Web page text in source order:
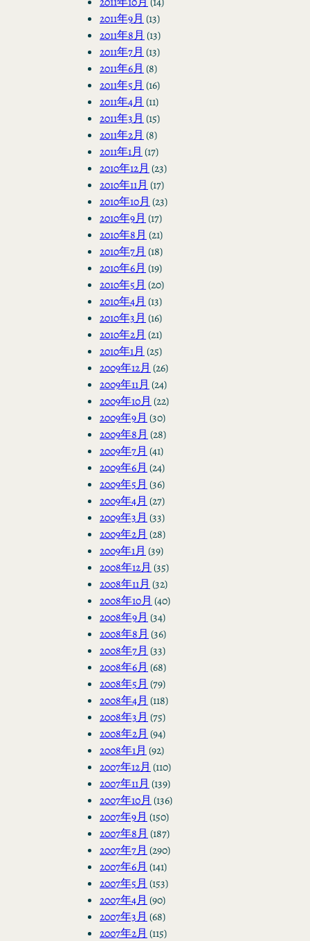
2011年9月 (13)
2011年8月 (13)
2011年7月 (13)
2011年6月 (8)
2011年5月 (16)
2011年4月 (11)
2011年3月 (15)
2011年2月 (8)
2011年1月 (17)
2010年12月 (23)
2010年11月 (17)
2010年10月 (23)
2010年9月 (17)
2010年8月 (21)
2010年7月 (18)
2010年6月 (19)
2010年5月 (20)
2010年4月 (13)
2010年3月 (16)
2010年2月 (21)
2010年1月 (25)
2009年12月 (26)
2009年11月 (24)
2009年10月 (22)
2009年9月 (30)
2009年8月 (28)
2009年7月 (41)
2009年6月 (24)
2009年5月 (36)
2009年4月 (27)
2009年3月 (33)
2009年2月 (28)
2009年1月 (39)
2008年12月 (35)
2008年11月 (32)
2008年10月 (40)
2008年9月 (34)
2008年8月 (36)
2008年7月 (33)
2008年6月 (68)
2008年5月 (79)
2008年4月 (118)
2008年3月 (75)
2008年2月 (94)
2008年1月 (92)
2007年12月 (110)
2007年11月 (139)
2007年10月 (136)
2007年9月 (150)
2007年8月 (187)
2007年7月 (290)
2007年6月 (141)
2007年5月 (153)
2007年4月 (90)
2007年3月 (68)
2007年2月 (115)